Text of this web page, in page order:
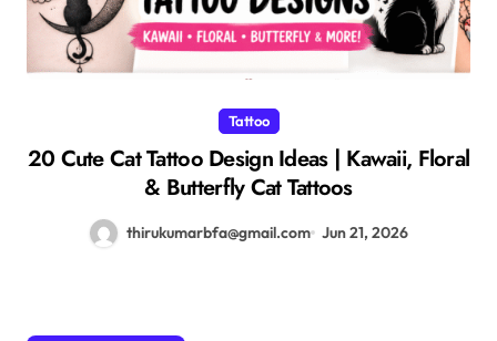
Tattoo
20 Cute Cat Tattoo Design Ideas | Kawaii, Floral
& Butterfly Cat Tattoos
thirukumarbfa@gmail.com Jun 21, 2026